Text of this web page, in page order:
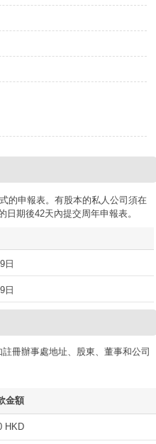
的申報表。有股本的私人公司須在
期後42天內提交周年申報表。
日
日
冊辦事處地址、股東、董事和公司
金額
HKD